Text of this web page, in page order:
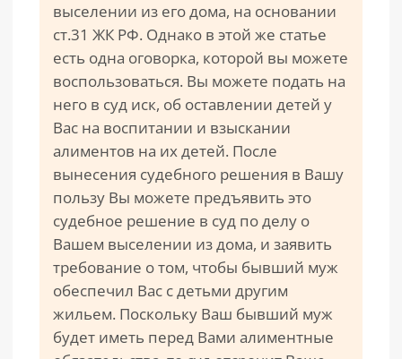
выселении из его дома, на основании
ст.31 ЖК РФ. Однако в этой же статье
есть одна оговорка, которой вы можете
воспользоваться. Вы можете подать на
него в суд иск, об оставлении детей у
Вас на воспитании и взыскании
алиментов на их детей. После
вынесения судебного решения в Вашу
пользу Вы можете предъявить это
судебное решение в суд по делу о
Вашем выселении из дома, и заявить
требование о том, чтобы бывший муж
обеспечил Вас с детьми другим
жильем. Поскольку Ваш бывший муж
будет иметь перед Вами алиментные